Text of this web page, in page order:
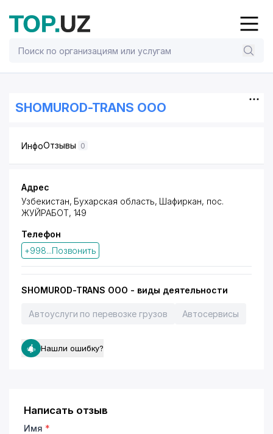
SHOMUROD-TRANS ООО
ИнфоОтзывы 0
Адрес
Узбекистан, Бухарская область, Шафиркан, пос.
ЖУЙРАБОТ, 149
Телефон
+998...Позвонить
SHOMUROD-TRANS ООО - виды деятельности
Автоуслуги по перевозке грузов Автосервисы
Нашли ошибку?
Написать отзыв
Имя *